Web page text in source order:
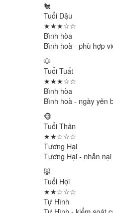
🐔
Tuổi Dậu
★★★☆☆
Bình hòa
Bình hoà - phù hợp
🐶
Tuổi Tuất
★★★☆☆
Bình hòa
Bình hoà - ngày yên
🐵
Tuổi Thân
★★☆☆☆
Tương Hại
Tương Hại - nhẫn
🐷
Tuổi Hợi
★★☆☆☆
Tự Hình